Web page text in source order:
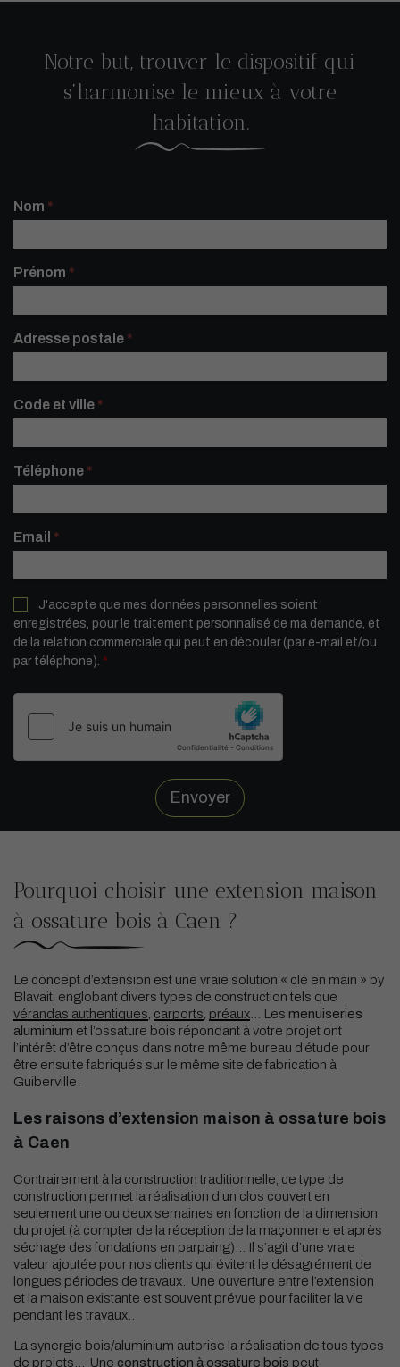
Notre but, trouver le dispositif qui
s’harmonise le mieux à votre
habitation.
Contactez-
nous réduit
Nom *
Prénom *
Adresse postale *
Code et ville *
Téléphone *
Email *
J'accepte que mes données personnelles soient
enregistrées, pour le traitement personnalisé de ma demande, et
de la relation commerciale qui peut en découler (par e-mail et/ou
par téléphone). *
Envoyer
Pourquoi choisir une extension maison
à ossature bois à Caen ?
Le concept d’extension est une vraie solution « clé en main » by
Blavait, englobant divers types de construction tels que
vérandas authentiques carports préaux … Les menuiseries
aluminium et l’ossature bois répondant à votre projet ont
l’intérêt d’être conçus dans notre même bureau d’étude pour
être ensuite fabriqués sur le même site de fabrication à
Guiberville.
Les raisons d’extension maison à ossature bois
à Caen
Contrairement à la construction traditionnelle, ce type de
construction permet la réalisation d’un clos couvert en
seulement une ou deux semaines en fonction de la dimension
du projet (à compter de la réception de la maçonnerie et après
séchage des fondations en parpaing)…
Il s’agit d’une vraie
valeur ajoutée pour nos clients qui évitent le désagrément de
longues périodes de travaux. Une ouverture entre l’extension
et la maison existante est souvent prévue pour faciliter la vie
pendant les travaux..
La synergie bois/aluminium autorise la réalisation de tous types
de projets… Une construction à ossature bois peut